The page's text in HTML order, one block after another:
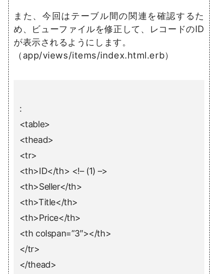
また、今回はテーブル間の関連を確認するた
め、ビューファイルを修正して、レコードのID
が表示されるようにします。
（app/views/items/index.html.erb）
:
<table>
<thead>
<tr>
<th>ID</th> <!– (1) –>
<th>Seller</th>
<th>Title</th>
<th>Price</th>
<th colspan=”3″></th>
</tr>
</thead>